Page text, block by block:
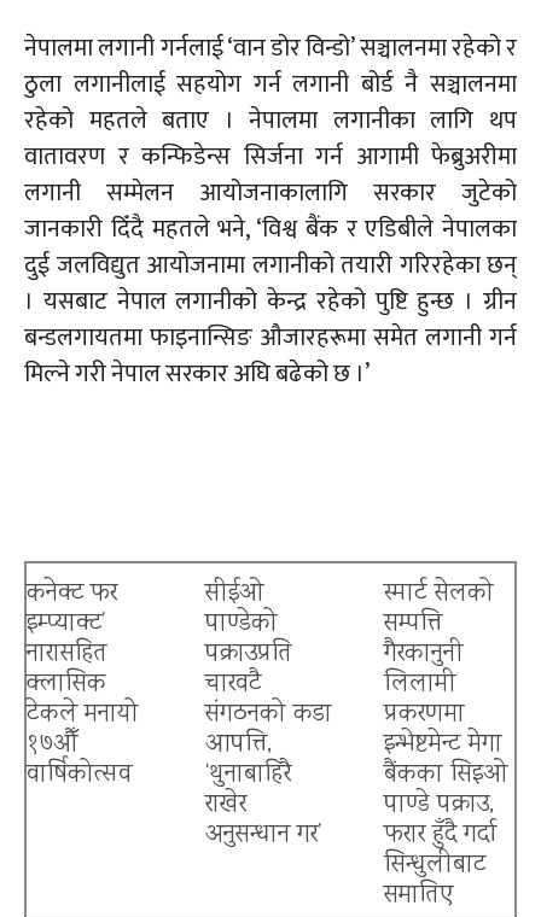
नेपालमा लगानी गर्नलाई ‘वान डोर विन्डो’ सञ्चालनमा रहेको र
ठुला लगानीलाई सहयोग गर्न लगानी बोर्ड नै सञ्चालनमा
रहेको महतले बताए । नेपालमा लगानीका लागि थप
वातावरण र कन्फिडेन्स सिर्जना गर्न आगामी फेब्रुअरीमा
लगानी सम्मेलन आयोजनाकालागि सरकार जुटेको
जानकारी दिँदै महतले भने, ‘विश्व बैंक र एडिबीले नेपालका
दुई जलविद्युत आयोजनामा लगानीको तयारी गरिरहेका छन्
। यसबाट नेपाल लगानीको केन्द्र रहेको पुष्टि हुन्छ । ग्रीन
बन्डलगायतमा फाइनान्सिङ औजारहरूमा समेत लगानी गर्न
मिल्ने गरी नेपाल सरकार अघि बढेको छ ।’
कनेक्ट फर
इम्प्याक्ट’
नारासहित
क्लासिक
टेकले मनायो
१७औँ
वार्षिकोत्सव
सीईओ
पाण्डेको
पक्राउप्रति
चारवटै
संगठनको कडा
आपत्ति,
‘थुनाबाहिरै
राखेर
अनुसन्धान गर’
स्मार्ट सेलको
सम्पत्ति
गैरकानुनी
लिलामी
प्रकरणमा
इन्भेष्टमेन्ट मेगा
बैंकका सिइओ
पाण्डे पक्राउ,
फरार हुँदै गर्दा
सिन्धुलीबाट
समातिए